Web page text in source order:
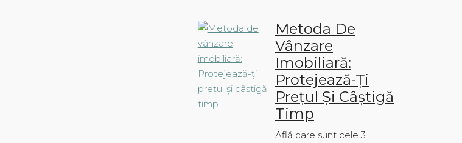
Metoda De
Vânzare
Imobiliară:
Protejează-Ți
Prețul Și Câștigă
Timp
Află care sunt cele 3